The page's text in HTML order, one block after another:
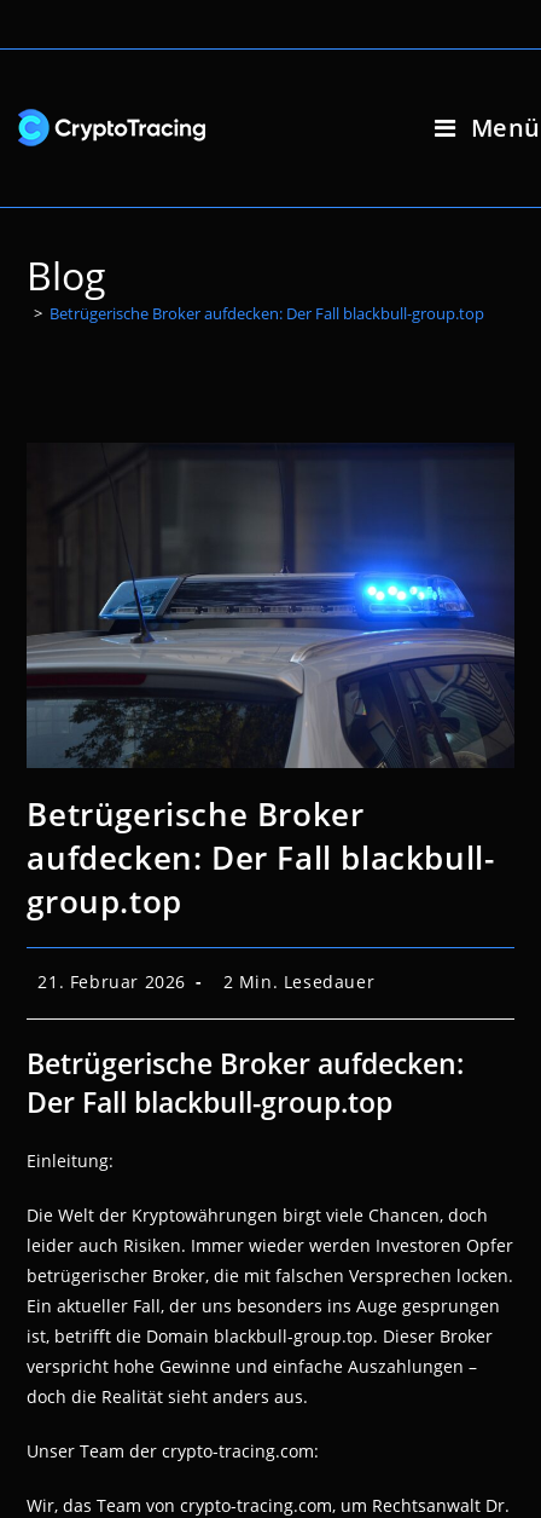
Inhalt
Menü
Blog
> Betrügerische Broker aufdecken: Der Fall blackbull-group.top
Betrügerische Broker
aufdecken: Der Fall blackbull-
group.top
Beitrag
21. Februar 2026 Lesedauer:
2 Min. Lesedauer
Betrügerische Broker aufdecken:
Der Fall blackbull-group.top
Einleitung:
Die Welt der Kryptowährungen birgt viele Chancen, doch
leider auch Risiken. Immer wieder werden Investoren Opfer
betrügerischer Broker, die mit falschen Versprechen locken.
Ein aktueller Fall, der uns besonders ins Auge gesprungen
ist, betrifft die Domain blackbull-group.top. Dieser Broker
verspricht hohe Gewinne und einfache Auszahlungen –
doch die Realität sieht anders aus.
Unser Team der crypto-tracing.com:
Wir, das Team von crypto-tracing.com, um Rechtsanwalt Dr.